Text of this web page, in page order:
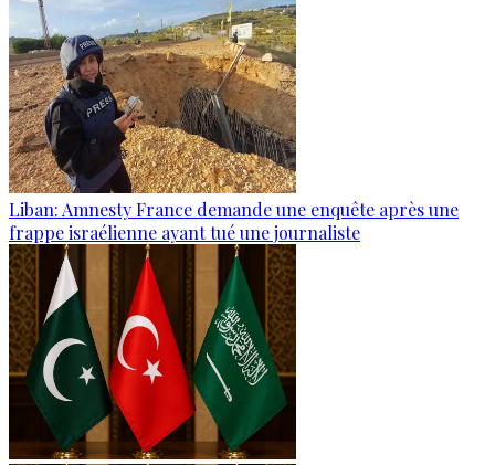
Liban: Amnesty France demande une enquête après une
frappe israélienne ayant tué une journaliste